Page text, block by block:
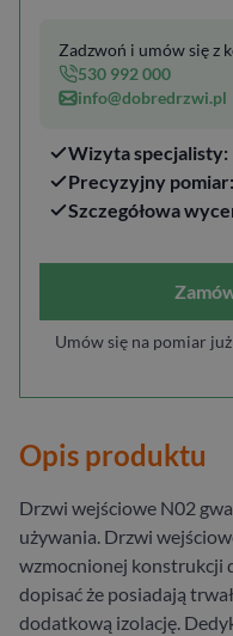
Wizyta specjalisty:
Precyzyjny pomiar:
Szczegółowa
Zadzwoń i umów się z
530 992 000
info@dobredrzwi.pl
Umów się na pomiar
Opis produktu
Drzwi wejściowe N02
używania. Drzwi
wzmocnionej konstrukcji
dopisać że posiadają
dodatkową izolację.